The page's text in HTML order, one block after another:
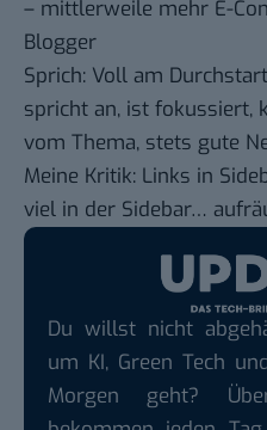
– mittlerweile mehr E-
Blogger
Sprich: Voll am
spricht an, ist fokussiert,
vom Thema, stets gute
Meine Kritik: Links in
viel in der Sidebar…
Du willst nicht
um KI, Green Tech
Morgen geht?